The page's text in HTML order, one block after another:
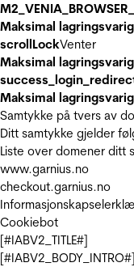
Maksimal
scrollLockVenter
Maksimal
Maksimal
Samtykke på tvers av
Ditt samtykke gjelder
Liste over domener ditt
www.garnius.no
checkout.garnius.no
Cookiebot
[#IABV2_TITLE#]
[#IABV2_BODY_INTRO#]